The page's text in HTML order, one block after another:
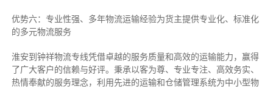
优势六：专业性强、多年物流运输经验为货主提供专业化、标准化
的多元物流服务
淮安到钟祥物流专线凭借卓越的服务质量和高效的运输能力，赢得
了广大客户的信赖与好评。 秉承以客为尊、专业专注、高效务实、
热情奉献的服务理念，利用先进的运输和仓储管理系统为中小型物